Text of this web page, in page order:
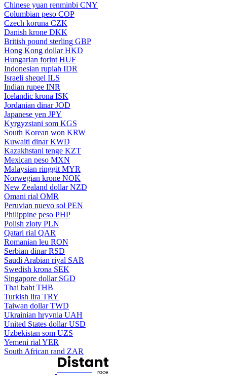
Chinese yuan renminbi CNY
Columbian peso COP
Czech koruna CZK
Danish krone DKK
British pound sterling GBP
Hong Kong dollar HKD
Hungarian forint HUF
Indonesian rupiah IDR
Israeli sheqel ILS
Indian rupee INR
Icelandic krona ISK
Jordanian dinar JOD
Japanese yen JPY
Kyrgyzstani som KGS
South Korean won KRW
Kuwaiti dinar KWD
Kazakhstani tenge KZT
Mexican peso MXN
Malaysian ringgit MYR
Norwegian krone NOK
New Zealand dollar NZD
Omani rial OMR
Peruvian nuevo sol PEN
Philippine peso PHP
Polish zloty PLN
Qatari rial QAR
Romanian leu RON
Serbian dinar RSD
Saudi Arabian riyal SAR
Swedish krona SEK
Singapore dollar SGD
Thai baht THB
Turkish lira TRY
Taiwan dollar TWD
Ukrainian hryvnia UAH
United States dollar USD
Uzbekistan som UZS
Yemeni rial YER
South African rand ZAR